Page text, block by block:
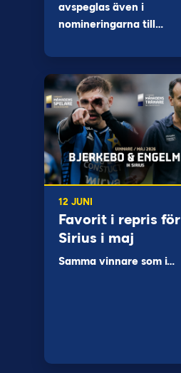
avspeglas även i
nomineringarna till…
12 JUNI
Favorit i repris för
Sirius i maj
Samma vinnare som i…